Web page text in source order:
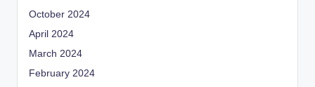
October 2024
April 2024
March 2024
February 2024